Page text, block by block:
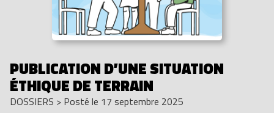
PUBLICATION D’UNE SITUATION
ÉTHIQUE DE TERRAIN
DOSSIERS > Posté le 17 septembre 2025